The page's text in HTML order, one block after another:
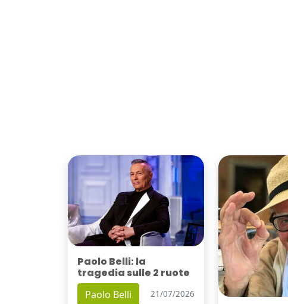
Paolo Belli: la
tragedia sulle 2 ruote
Paolo Belli 21/07/2026